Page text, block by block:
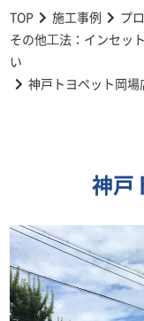
TOP 施工事例
プ
その他⼯法：インセッ
い
神戸トヨペット岡場
神戸